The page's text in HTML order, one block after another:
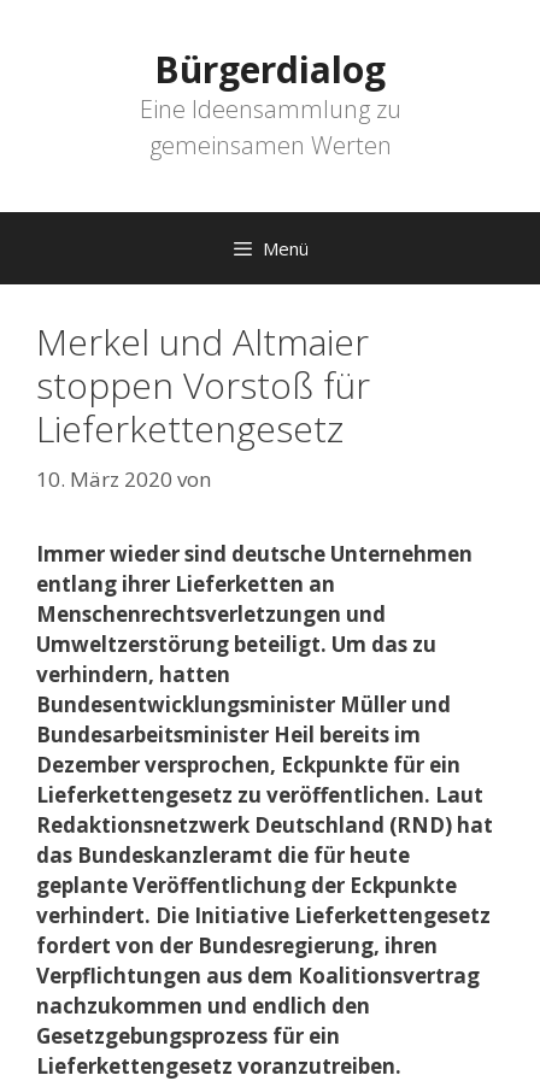
Bürgerdialog
Eine Ideensammlung zu
gemeinsamen Werten
Menü
Merkel und Altmaier
stoppen Vorstoß für
Lieferkettengesetz
10. März 2020 von
Immer wieder sind deutsche Unternehmen
entlang ihrer Lieferketten an
Menschenrechtsverletzungen und
Umweltzerstörung beteiligt. Um das zu
verhindern, hatten
Bundesentwicklungsminister Müller und
Bundesarbeitsminister Heil bereits im
Dezember versprochen, Eckpunkte für ein
Lieferkettengesetz zu veröffentlichen. Laut
Redaktionsnetzwerk Deutschland (RND) hat
das Bundeskanzleramt die für heute
geplante Veröffentlichung der Eckpunkte
verhindert. Die Initiative Lieferkettengesetz
fordert von der Bundesregierung, ihren
Verpflichtungen aus dem Koalitionsvertrag
nachzukommen und endlich den
Gesetzgebungsprozess für ein
Lieferkettengesetz voranzutreiben.